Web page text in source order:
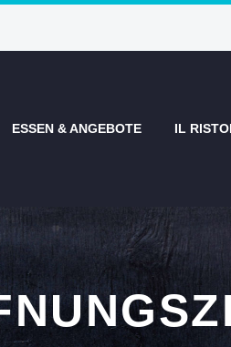
ESSEN & ANGEBOTE IL